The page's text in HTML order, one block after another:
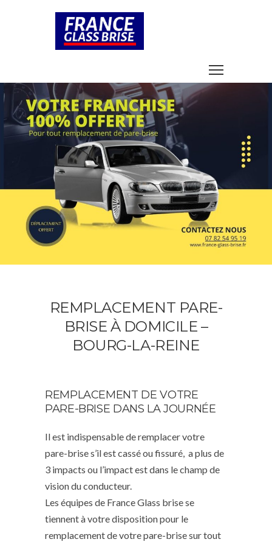
REMPLACEMENT PARE-
BRISE À DOMICILE –
BOURG-LA-REINE
REMPLACEMENT DE VOTRE
PARE-BRISE DANS LA JOURNÉE
Il est indispensable de remplacer votre
pare-brise s’il est cassé ou fissuré, a plus de
3 impacts ou l’impact est dans le champ de
vision du conducteur.
Les équipes de France Glass brise se
tiennent à votre disposition pour le
remplacement de votre pare-brise sur tout